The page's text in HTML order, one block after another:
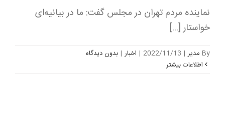
نماینده مردم تهران در مجلس گفت: ما در بیانیه‌ای
خواستار [...]
By مدیر |
2022/11/13
| اخبار | بدون ديدگاه
اطلاعات بیشتر